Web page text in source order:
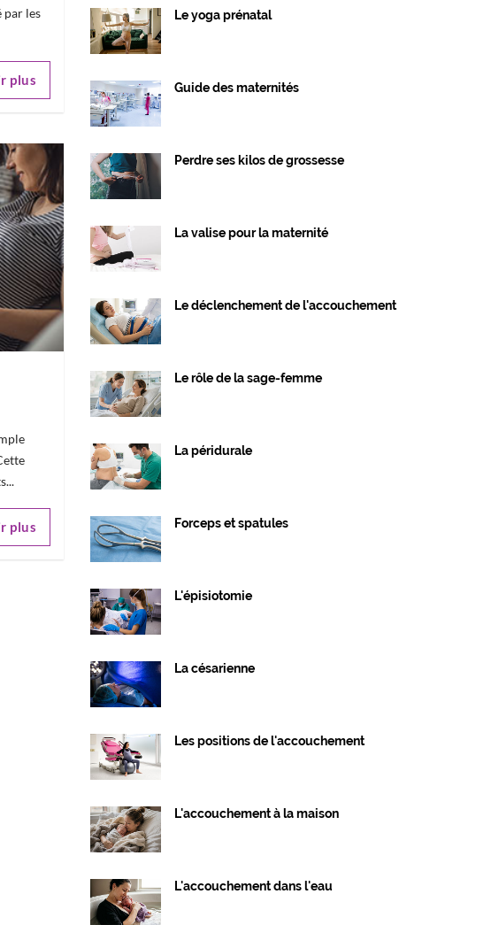
par les
plus
plus
Le yoga prénatal
Guide des maternités
Perdre ses kilos de grossesse
La valise pour la maternité
Le déclenchement de l'accouchement
Le rôle de la sage-femme
La péridurale
Forceps et spatules
L'épisiotomie
La césarienne
Les positions de l'accouchement
L'accouchement à la maison
L'accouchement dans l'eau